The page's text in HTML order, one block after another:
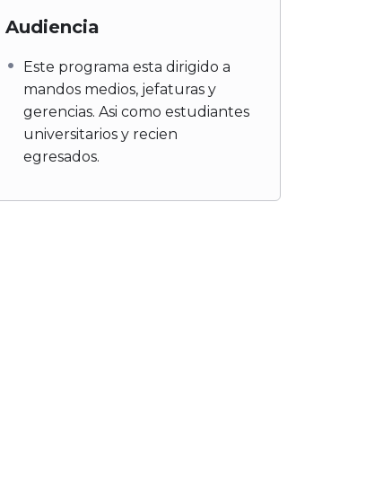
Audiencia
Este programa esta dirigido a
mandos medios, jefaturas y
gerencias. Asi como estudiantes
universitarios y recien
egresados.